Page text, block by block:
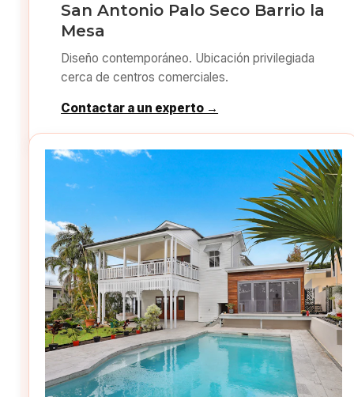
San Antonio Palo Seco Barrio la
Mesa
Diseño contemporáneo. Ubicación privilegiada
cerca de centros comerciales.
Contactar a un experto →